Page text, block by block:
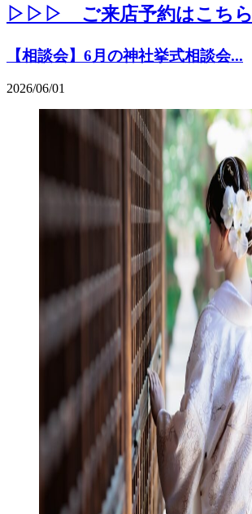
▷▷▷ ご来店予約はこちら
【相談会】6月の神社挙式相談会...
2026/06/01